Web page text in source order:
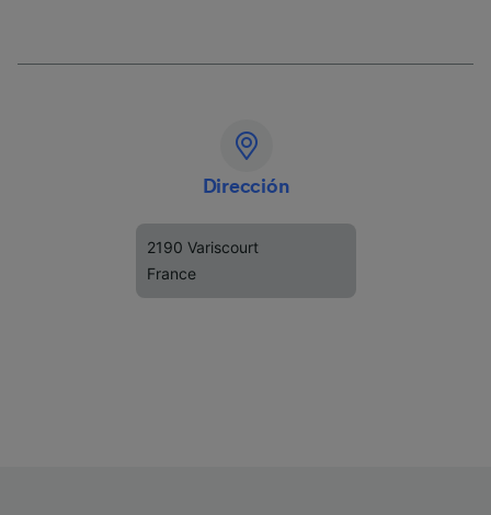
Dirección
2190 Variscourt
France